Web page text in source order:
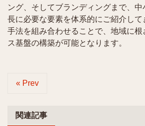
ング、そしてブランディングまで、
長に必要な要素を体系的にご紹介し
手法を組み合わせることで、地域に
ス基盤の構築が可能となります。
« Prev
関連記事